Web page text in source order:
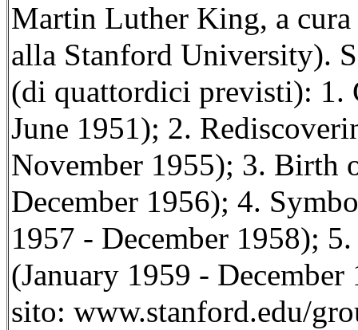
Martin Luther King, a
alla Stanford University).
(di quattordici previsti): 1.
June 1951); 2.
November 1955); 3. Birth
December 1956); 4.
1957 - December 1958);
(January 1959 -
sito: www.stanford.edu/